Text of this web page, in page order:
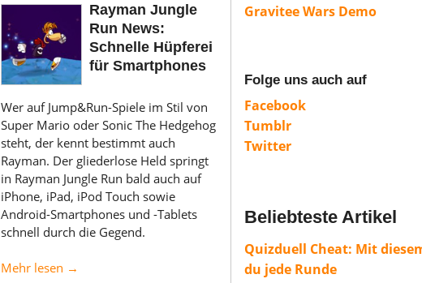
Rayman Jungle
Run News:
Schnelle Hüpferei
für Smartphones
Wer auf Jump&Run-Spiele im Stil von
Super Mario oder Sonic The Hedgehog
steht, der kennt bestimmt auch
Rayman. Der gliederlose Held springt
in Rayman Jungle Run bald auch auf
iPhone, iPad, iPod Touch sowie
Android-Smartphones und -Tablets
schnell durch die Gegend.
Mehr lesen →
Gravitee Wars Demo
Folge uns auch auf
Facebook
Tumblr
Twitter
Beliebteste Artikel
Quizduell Cheat: Mit
du jede Runde